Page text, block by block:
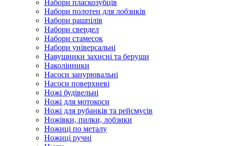
Набори пласкозубців
Набори полотен для лобзиків
Набори рашпілів
Набори свердел
Набори стамесок
Набори універсальні
Навушники захисні та беруши
Наколінники
Насоси занурювальні
Насоси поверхневі
Ножі будівельні
Ножі для мотокоси
Ножі для рубанків та рейсмусів
Ножівки, пилки, лобзики
Ножиці по металу
Ножиці ручні